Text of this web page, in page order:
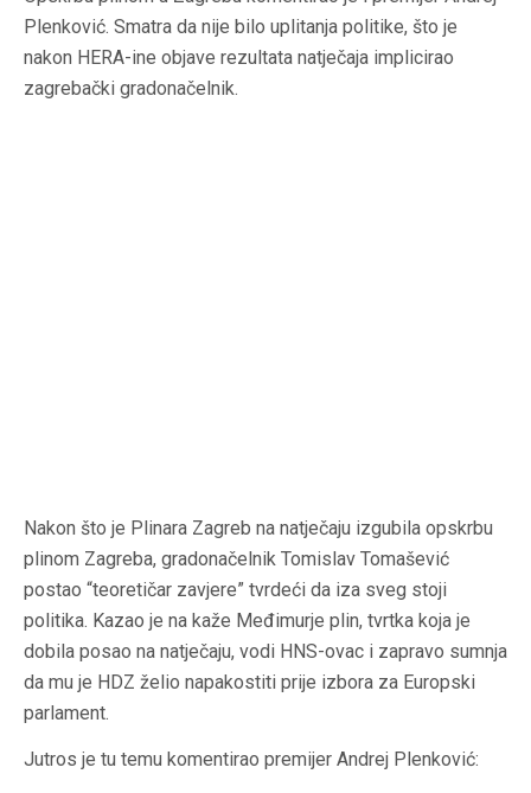
Plenković. Smatra da nije bilo uplitanja politike, što je
nakon HERA-ine objave rezultata natječaja implicirao
zagrebački gradonačelnik.
Nakon što je Plinara Zagreb na natječaju izgubila opskrbu
plinom Zagreba, gradonačelnik Tomislav Tomašević
postao “teoretičar zavjere” tvrdeći da iza sveg stoji
politika. Kazao je na kaže Međimurje plin, tvrtka koja je
dobila posao na natječaju, vodi HNS-ovac i zapravo sumnja
da mu je HDZ želio napakostiti prije izbora za Europski
parlament.
Jutros je tu temu komentirao premijer Andrej Plenković: